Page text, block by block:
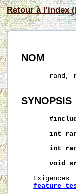
Retour à l'index
NOM
rand,
SYNOPSIS
int
int
void
Exigences